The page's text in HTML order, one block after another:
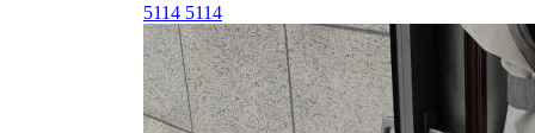
5114 5114